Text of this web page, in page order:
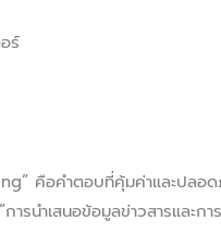
ร์
คือคำตอบที่คุ้มค่าและปลอด
นำเสนอข้อมูลข่าวสารและกา